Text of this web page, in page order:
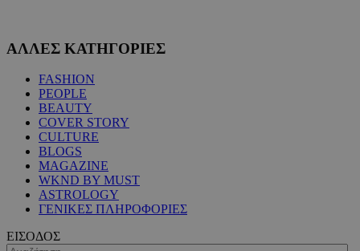
ΑΛΛΕΣ ΚΑΤΗΓΟΡΙΕΣ
FASHION
PEOPLE
BEAUTY
COVER STORY
CULTURE
BLOGS
MAGAZINE
WKND BY MUST
ASTROLOGY
ΓΕΝΙΚΕΣ ΠΛΗΡΟΦΟΡΙΕΣ
ΕΙΣΟΔΟΣ